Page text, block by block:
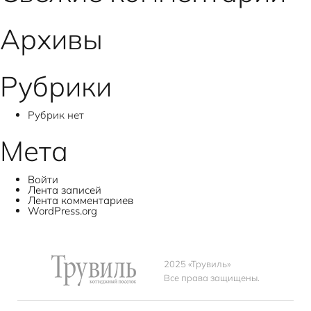
записям
Архивы
Рубрики
Рубрик нет
Мета
Войти
Лента записей
Лента комментариев
WordPress.org
2025 «Трувиль»
Все права защищены.